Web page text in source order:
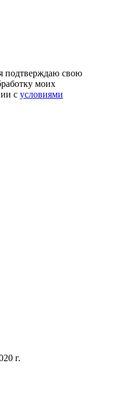
подтверждаю свою
моих
с условиями
г.